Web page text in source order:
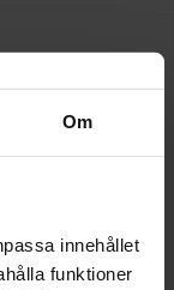
Om
innehållet
funktioner
för